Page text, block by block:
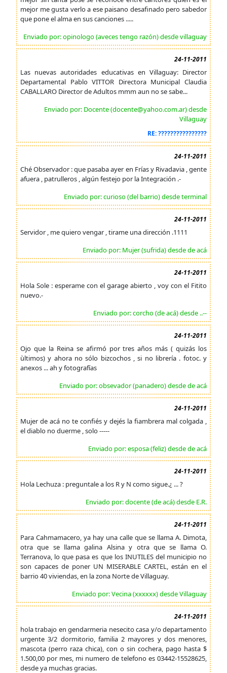
mejor me gusta verlo a ese paisano desafinado pero sabedor
que pone el alma en sus canciones .....
Enviado por: opinologo (aveces tengo razón) desde villaguay
24-11-2011
Las nuevas autoridades educativas en Villaguay: Director
Departamental Pablo VITTOR Directora Municipal Claudia
CABALLARO Director de Adultos mmm aun no se sabe...
Enviado por: Docente (docente@yahoo.com.ar) desde
Villaguay
RE: ????????????????
24-11-2011
Ché Observador : que pasaba ayer en Frías y Rivadavia , gente
afuera , patrulleros , algún festejo por la Integración .-
Enviado por: curioso (del barrio) desde terminal
24-11-2011
Servidor , me quiero vengar , tirame una dirección .1111
Enviado por: Mujer (sufrida) desde de acá
24-11-2011
Hola Sole : esperame con el garage abierto , voy con el Fitito
nuevo.-
Enviado por: corcho (de acá) desde ..--
24-11-2011
Ojo que la Reina se afirmó por tres años más ( quizás los
ùltimos) y ahora no sólo bizcochos , si no librería . fotoc. y
anexos ... ah y fotografías
Enviado por: obsevador (panadero) desde de acá
24-11-2011
Mujer de acá no te confiés y dejés la fiambrera mal colgada ,
el diablo no duerme , solo -----
Enviado por: esposa (feliz) desde de acá
24-11-2011
Hola Lechuza : preguntale a los R y N como sigue.¿ ... ?
Enviado por: docente (de acá) desde E.R.
24-11-2011
Para Cahmamacero, ya hay una calle que se llama A. Dimota,
otra que se llama galina Alsina y otra que se llama O.
Terranova, lo que pasa es que los INUTILES del municipio no
son capaces de poner UN MISERABLE CARTEL, están en el
barrio 40 viviendas, en la zona Norte de Villaguay.
Enviado por: Vecina (xxxxxx) desde Villaguay
24-11-2011
hola trabajo en gendarmeria nesecito casa y/o departamento
urgente 3/2 dormitorio, familia 2 mayores y dos menores,
mascota (perro raza chica), con o sin cochera, pago hasta $
1.500,00 por mes, mi numero de telefono es 03442-15528625,
desde ya muchas gracias.